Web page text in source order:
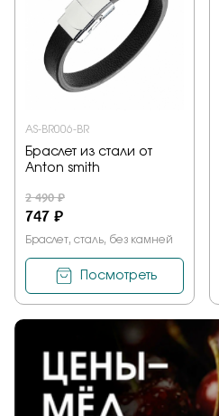
AS-BR006-BR
Браслет из стали от
Anton smith
2 490 ₽
747 ₽
Браслет, сталь, без камней
Посмотреть